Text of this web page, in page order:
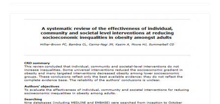
Entidades colaboradoras
RECURSOS
Herramientas
Manuales